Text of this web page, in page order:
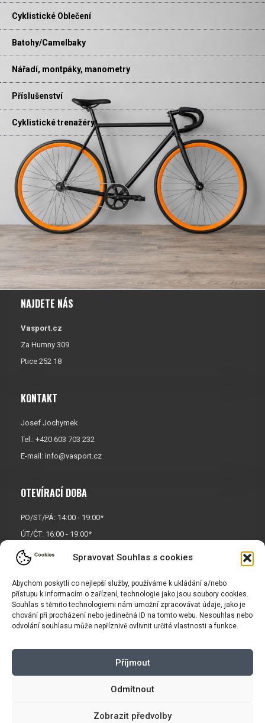
Spravovat Souhlas s cookies
Abychom poskytli co nejlepší služby, používáme k ukládání a/nebo
přístupu k informacím o zařízení, technologie jako jsou soubory cookies.
Souhlas s těmito technologiemi nám umožní zpracovávat údaje, jako je
chování při procházení nebo jedinečná ID na tomto webu. Nesouhlas nebo
odvolání souhlasu může nepříznivě ovlivnit určité vlastnosti a funkce.
Příjmout
Odmítnout
Zobrazit předvolby
Cyklistické Oblečení
Batohy/Camelbaky
Nářadí, montpáky, manometry
Příslušenství
Cyklistické trenažéry
NAJDETE NÁS
Vasport.cz
Za Humny 309
Ptice 252 18
KONTAKT
Josef Jochymek
Tel.: +420 603 703 232
E-mail: info@vasport.cz
OTEVÍRACÍ DOBA
PO/ST/PÁ: 14:00 - 19:00*
ÚT/ČT: 16:00 - 19:00*
Sobota: 9:00 - 17:00*
Neděle:
* Říjen, listopad a prosinec
OTEVŘENO POUZE
PO/ST/PÁ